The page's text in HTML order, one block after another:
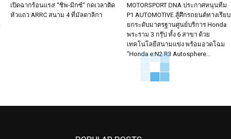
เปิดฉากร้อนแรง! “ชิพ-มิกซ์” กดเวลาติด
หัวแถว ARRC สนาม 4 ที่มัลดาลิกา
MOTORSPORT DNA ประกาศหนุนทีม
P1 AUTOMOTIVE สู้ศึกรถยนต์ทางเรียบ
ยกระดับมาตรฐานศูนย์บริการ Honda
พระราม 3 กรุ๊ป ทั้ง 6 สาขา ด้วย
เทคโนโลยีสนามแข่ง พร้อมอวดโฉม
“Honda e:N2 R3 Autosphere...